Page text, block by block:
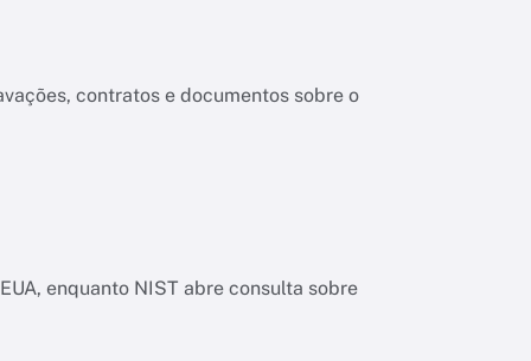
contratos e documentos sobre o
enquanto NIST abre consulta sobre